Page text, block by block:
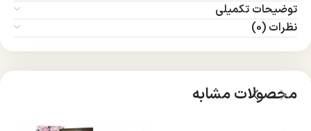
توضیحات تکمیلی
نظرات (0)
محصولات مشابه